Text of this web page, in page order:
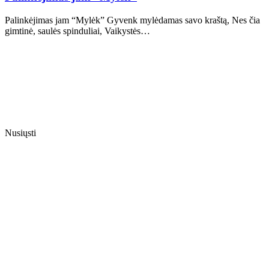
Palinkėjimas jam “Mylėk” Gyvenk mylėdamas savo kraštą, Nes čia
gimtinė, saulės spinduliai, Vaikystės…
Nusiųsti